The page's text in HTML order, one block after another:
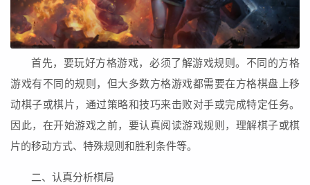
首先，要玩好方格游戏，必须了解游戏规则。不同的方格
游戏有不同的规则，但大多数方格游戏都需要在方格棋盘上移
动棋子或棋片，通过策略和技巧来击败对手或完成特定任务。
因此，在开始游戏之前，要认真阅读游戏规则，理解棋子或棋
片的移动方式、特殊规则和胜利条件等。
二、认真分析棋局